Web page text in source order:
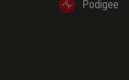
Podigee